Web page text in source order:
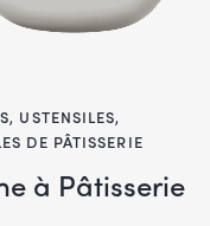
, USTENSILES,
DE PÂTISSERIE
à Pâtisserie